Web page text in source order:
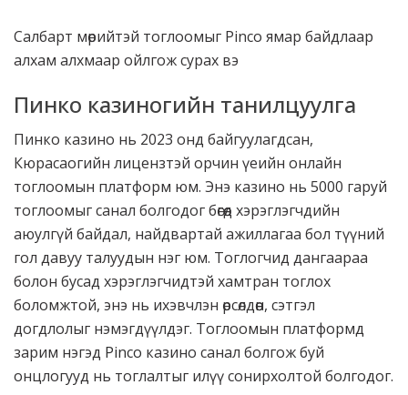
Салбарт мөрийтэй тоглоомыг Pinco ямар байдлаар
алхам алхмаар ойлгож сурах вэ
Пинко казиногийн танилцуулга
Пинко казино нь 2023 онд байгуулагдсан,
Кюрасаогийн лицензтэй орчин үеийн онлайн
тоглоомын платформ юм. Энэ казино нь 5000 гаруй
тоглоомыг санал болгодог бөгөөд хэрэглэгчдийн
аюулгүй байдал, найдвартай ажиллагаа бол түүний
гол давуу талуудын нэг юм. Тоглогчид дангаараа
болон бусад хэрэглэгчидтэй хамтран тоглох
боломжтой, энэ нь ихэвчлэн өрсөлдөөн, сэтгэл
догдлолыг нэмэгдүүлдэг. Тоглоомын платформд
зарим нэгэд Pinco казино санал болгож буй
онцлогууд нь тоглалтыг илүү сонирхолтой болгодог.